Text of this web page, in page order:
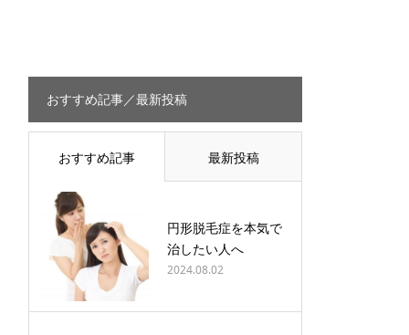
おすすめ記事／最新投稿
おすすめ記事 最新投稿
円形脱毛症を本気で
治したい人へ
2024.08.02